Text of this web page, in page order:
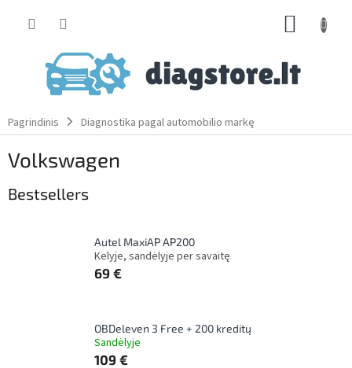
Pagrindinis Diagnostika pagal automobilio markę
Volkswagen
Bestsellers
Autel MaxiAP AP200
Kelyje, sandėlyje per savaitę
69 €
OBDeleven 3 Free + 200 kreditų
Sandėlyje
109 €